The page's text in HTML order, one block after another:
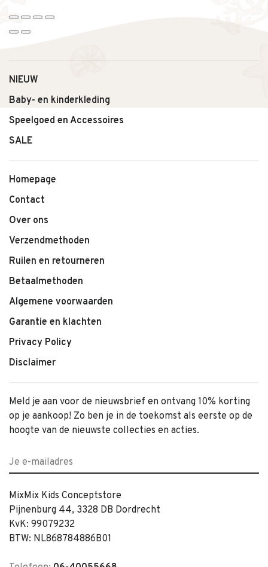
NIEUW
Baby- en kinderkleding
Speelgoed en Accessoires
SALE
Homepage
Contact
Over ons
Verzendmethoden
Ruilen en retourneren
Betaalmethoden
Algemene voorwaarden
Garantie en klachten
Privacy Policy
Disclaimer
Meld je aan voor de nieuwsbrief en ontvang 10% korting
op je aankoop! Zo ben je in de toekomst als eerste op de
hoogte van de nieuwste collecties en acties.
MixMix Kids Conceptstore
Pijnenburg 44, 3328 DB Dordrecht
KvK: 99079232
BTW: NL868784886B01